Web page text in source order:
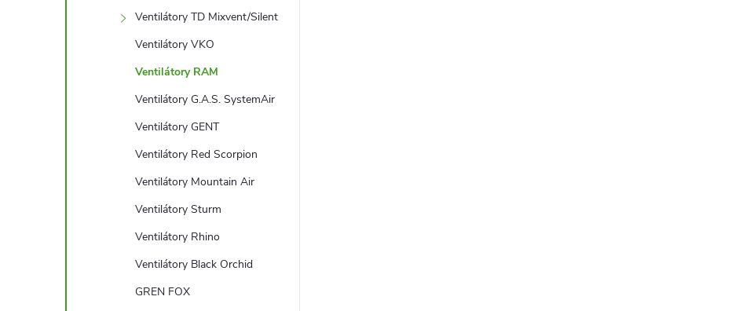
Ventilátory TD Mixvent/Silent
Ventilátory VKO
Ventilátory RAM
Ventilátory G.A.S. SystemAir
Ventilátory GENT
Ventilátory Red Scorpion
Ventilátory Mountain Air
Ventilátory Sturm
Ventilátory Rhino
Ventilátory Black Orchid
GREN FOX